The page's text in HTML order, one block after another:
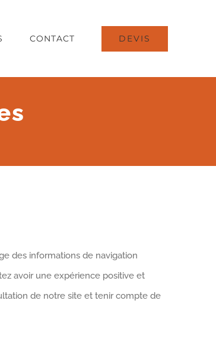
CONTACT DEVIS
des informations de navigation
avoir une expérience positive et
de notre site et tenir compte de